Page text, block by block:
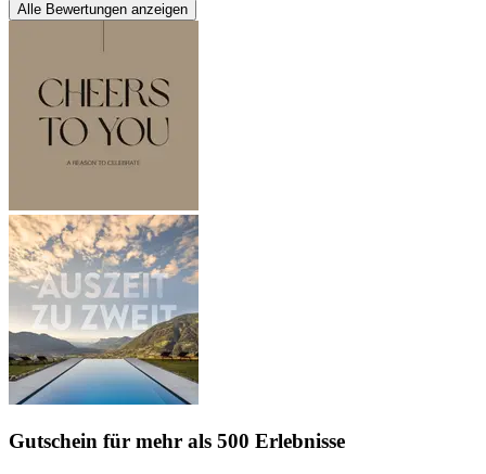
Alle Bewertungen anzeigen
Gutschein für mehr als 500 Erlebnisse